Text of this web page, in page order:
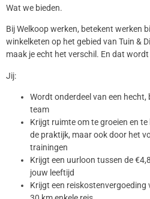
Wat we bieden.
Bij Welkoop werken, betekent werken
winkelketen op het gebied van Tuin &
maak je echt het verschil. En dat
Jij:
Wordt onderdeel van een
team
Krijgt ruimte om te groeien en
de praktijk, maar ook door het
trainingen
Krijgt een uurloon tussen de
jouw leeftijd
Krijgt een reiskostenvergoeding